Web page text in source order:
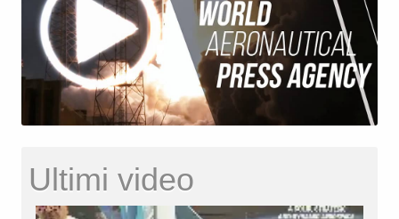
Ultimi video